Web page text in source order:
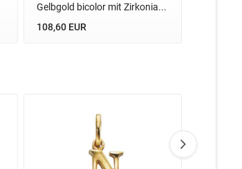
Gelbgold bicolor mit Zirkonia...
108,60 EUR